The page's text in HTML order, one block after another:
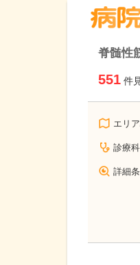
脊髄性
551 件
エリ
診療
詳細